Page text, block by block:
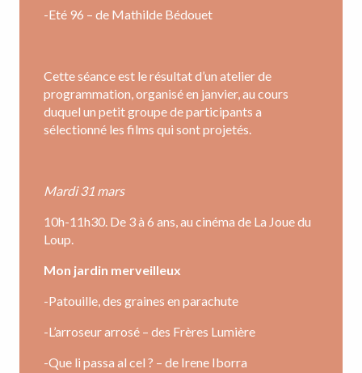
-Eté 96 – de Mathilde Bédouet
Cette séance est le résultat d’un atelier de
programmation, organisé en janvier, au cours
duquel un petit groupe de participants a
sélectionné les films qui sont projetés.
Mardi 31 mars
10h-11h30. De 3 à 6 ans, au cinéma de La Joue du
Loup.
Mon jardin merveilleux
-Patouille, des graines en parachute
-L’arroseur arrosé – des Frères Lumière
-Que li passa al cel ? – de Irene Iborra